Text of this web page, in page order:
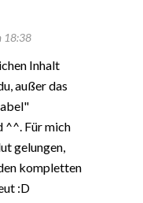
18:38
Inhalt
außer das
^^. Für mich
gelungen,
kompletten
:D